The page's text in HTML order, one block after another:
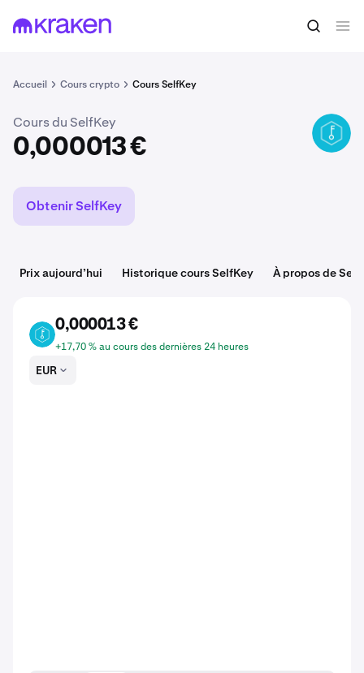
Accueil Cours crypto Cours SelfKey
0,000013 € Acheter du KEY
Cours du SelfKey
0,000013 €
Obtenir SelfKey
Prix aujourd’hui Historique cours SelfKey À propos de
KEY
0,000013 €
+17,70 % au cours des dernières 24 heures
EUR